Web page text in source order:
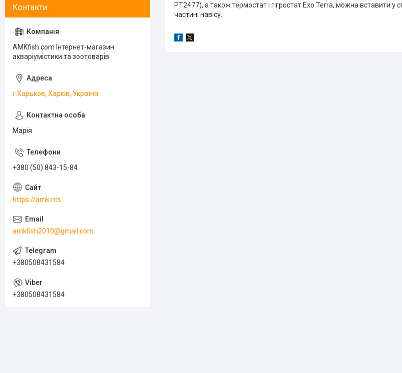
PT2477), а також термостат і гігростат Exo Terra, можна вставити у
частині навісу.
AMKfish.com Інтернет-магазин
акваріумістики та зоотоварів
г.Харьков, Харків, Україна
Марія
+380 (50) 843-15-84
https://amk.ms
amkfish2010@gmail.com
+380508431584
+380508431584